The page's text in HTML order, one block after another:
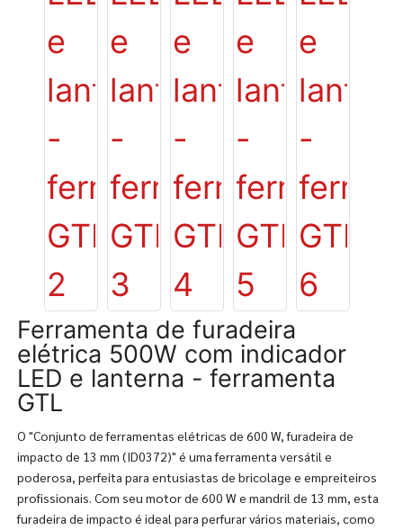
Ferramenta de furadeira
elétrica 500W com indicador
LED e lanterna - ferramenta
GTL
O "Conjunto de ferramentas elétricas de 600 W, furadeira de
impacto de 13 mm (ID0372)" é uma ferramenta versátil e
poderosa, perfeita para entusiastas de bricolage e empreiteiros
profissionais. Com seu motor de 600 W e mandril de 13 mm, esta
furadeira de impacto é ideal para perfurar vários materiais, como